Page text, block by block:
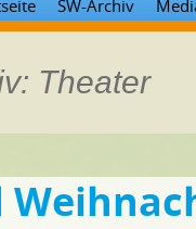
SW-Archiv
Theater